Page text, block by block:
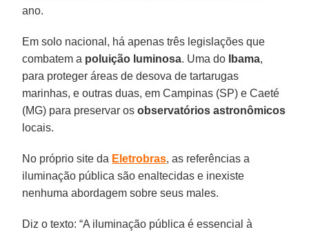
ano.
Em solo nacional, há apenas três legislações que
combatem a poluição luminosa. Uma do Ibama,
para proteger áreas de desova de tartarugas
marinhas, e outras duas, em Campinas (SP) e Caeté
(MG) para preservar osobservatórios astronômicos
locais.
No próprio site da Eletrobras, as referências a
iluminação pública são enaltecidas e inexiste
nenhuma abordagem sobre seus males.
Diz o texto: “A iluminação pública é essencial à